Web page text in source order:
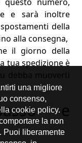
e sarà inoltre
della
alla consegna,
il giorno della
tua spedizione è
debba muoverti
e